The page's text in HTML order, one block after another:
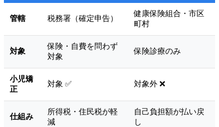
管轄 税務署（確定申告）
健康保険組合・市区
町村
対象
保険・自費を問わず
対象
保険診療のみ
小児矯
正
対象 ✅ 対象外 ❌
仕組み
所得税・住民税が軽
減
自己負担額が払い戻
し